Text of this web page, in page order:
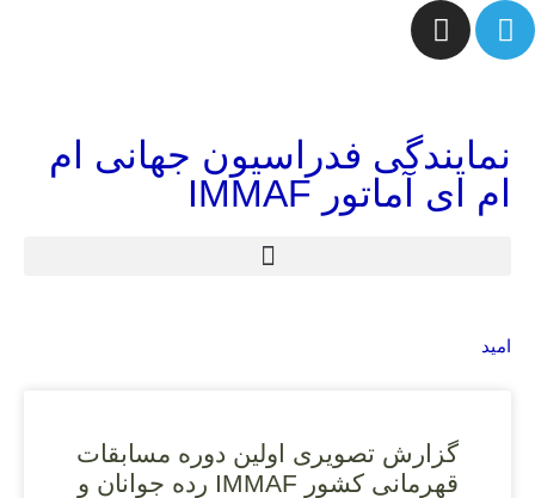
نمایندگی فدراسیون جهانی ام
ام ای آماتور IMMAF
امید
گزارش تصویری اولین دوره مسابقات
قهرمانی کشور IMMAF رده جوانان و